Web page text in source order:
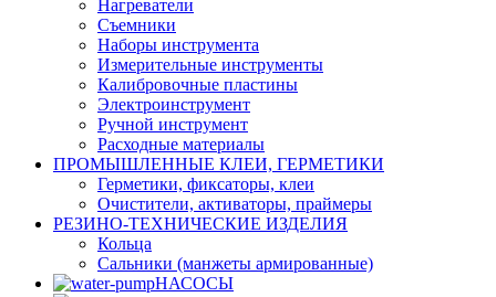
Нагреватели
Съемники
Наборы инструмента
Измерительные инструменты
Калибровочные пластины
Электроинструмент
Ручной инструмент
Расходные материалы
ПРОМЫШЛЕННЫЕ КЛЕИ, ГЕРМЕТИКИ
Герметики, фиксаторы, клеи
Очистители, активаторы, праймеры
РЕЗИНО-ТЕХНИЧЕСКИЕ ИЗДЕЛИЯ
Кольца
Сальники (манжеты армированные)
НАСОСЫ